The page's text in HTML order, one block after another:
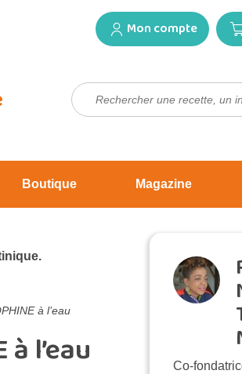
Mon compte
Rechercher :
Boutique Magazine
à l’eau
l’eau
Co-